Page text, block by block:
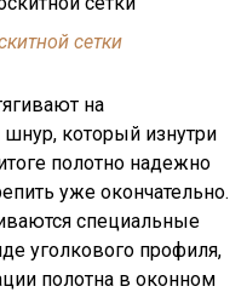
сетки
на
который изнутри
полотно надежно
уже окончательно.
специальные
уголкового профиля,
полотна в оконном